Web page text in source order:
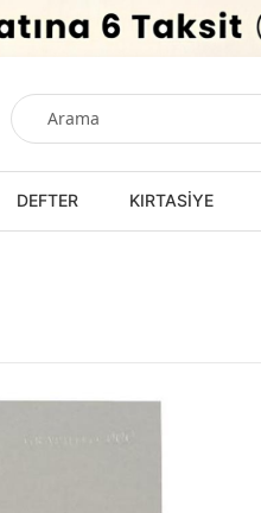
DEFTER KIRTASİYE